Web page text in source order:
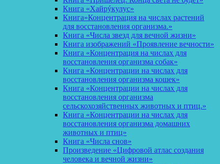
Книга «Хайрýкулус»
Книга»Концентрация на числах растений
для восстановления организма.»
Книга «Числа звезд для вечной жизни»
Книга изображений «Проявление вечности»
Книга «Концентрация на числах для
восстановления организма собак»
Книга «Концентрации на числах для
восстановления организма кошек»
Книга «Концентрации на числах для
восстановления организма
сельскохозяйственных животных и птиц.»
Книга «Концентрации на числах для
восстановления организма домашних
животных и птиц»
Книга «Числа снов»
Произведение «Цифровой атлас создания
человека и вечной жизни»